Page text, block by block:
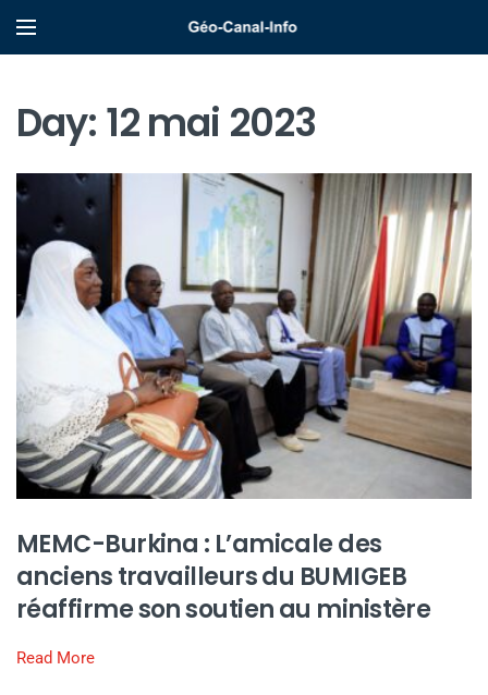
Day: 12 mai 2023
MEMC-Burkina : L’amicale des
anciens travailleurs du BUMIGEB
réaffirme son soutien au ministère
Read More